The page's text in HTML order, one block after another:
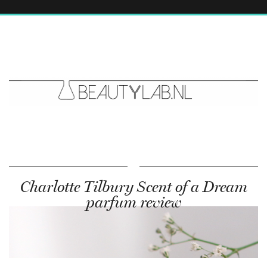
Charlotte Tilbury Scent of a Dream
parfum review